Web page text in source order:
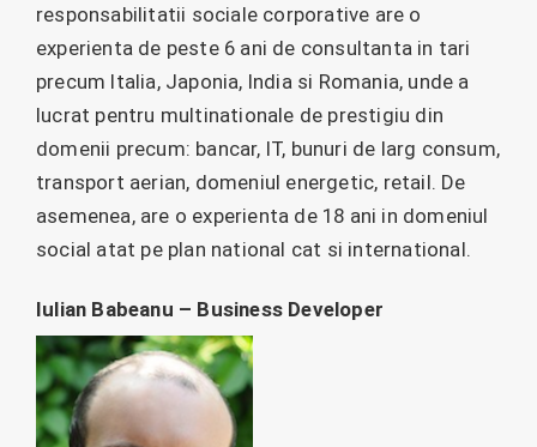
responsabilitatii sociale corporative are o
experienta de peste 6 ani de consultanta in tari
precum Italia, Japonia, India si Romania, unde a
lucrat pentru multinationale de prestigiu din
domenii precum: bancar, IT, bunuri de larg consum,
transport aerian, domeniul energetic, retail. De
asemenea, are o experienta de 18 ani in domeniul
social atat pe plan national cat si international.
Iulian Babeanu – Business Developer